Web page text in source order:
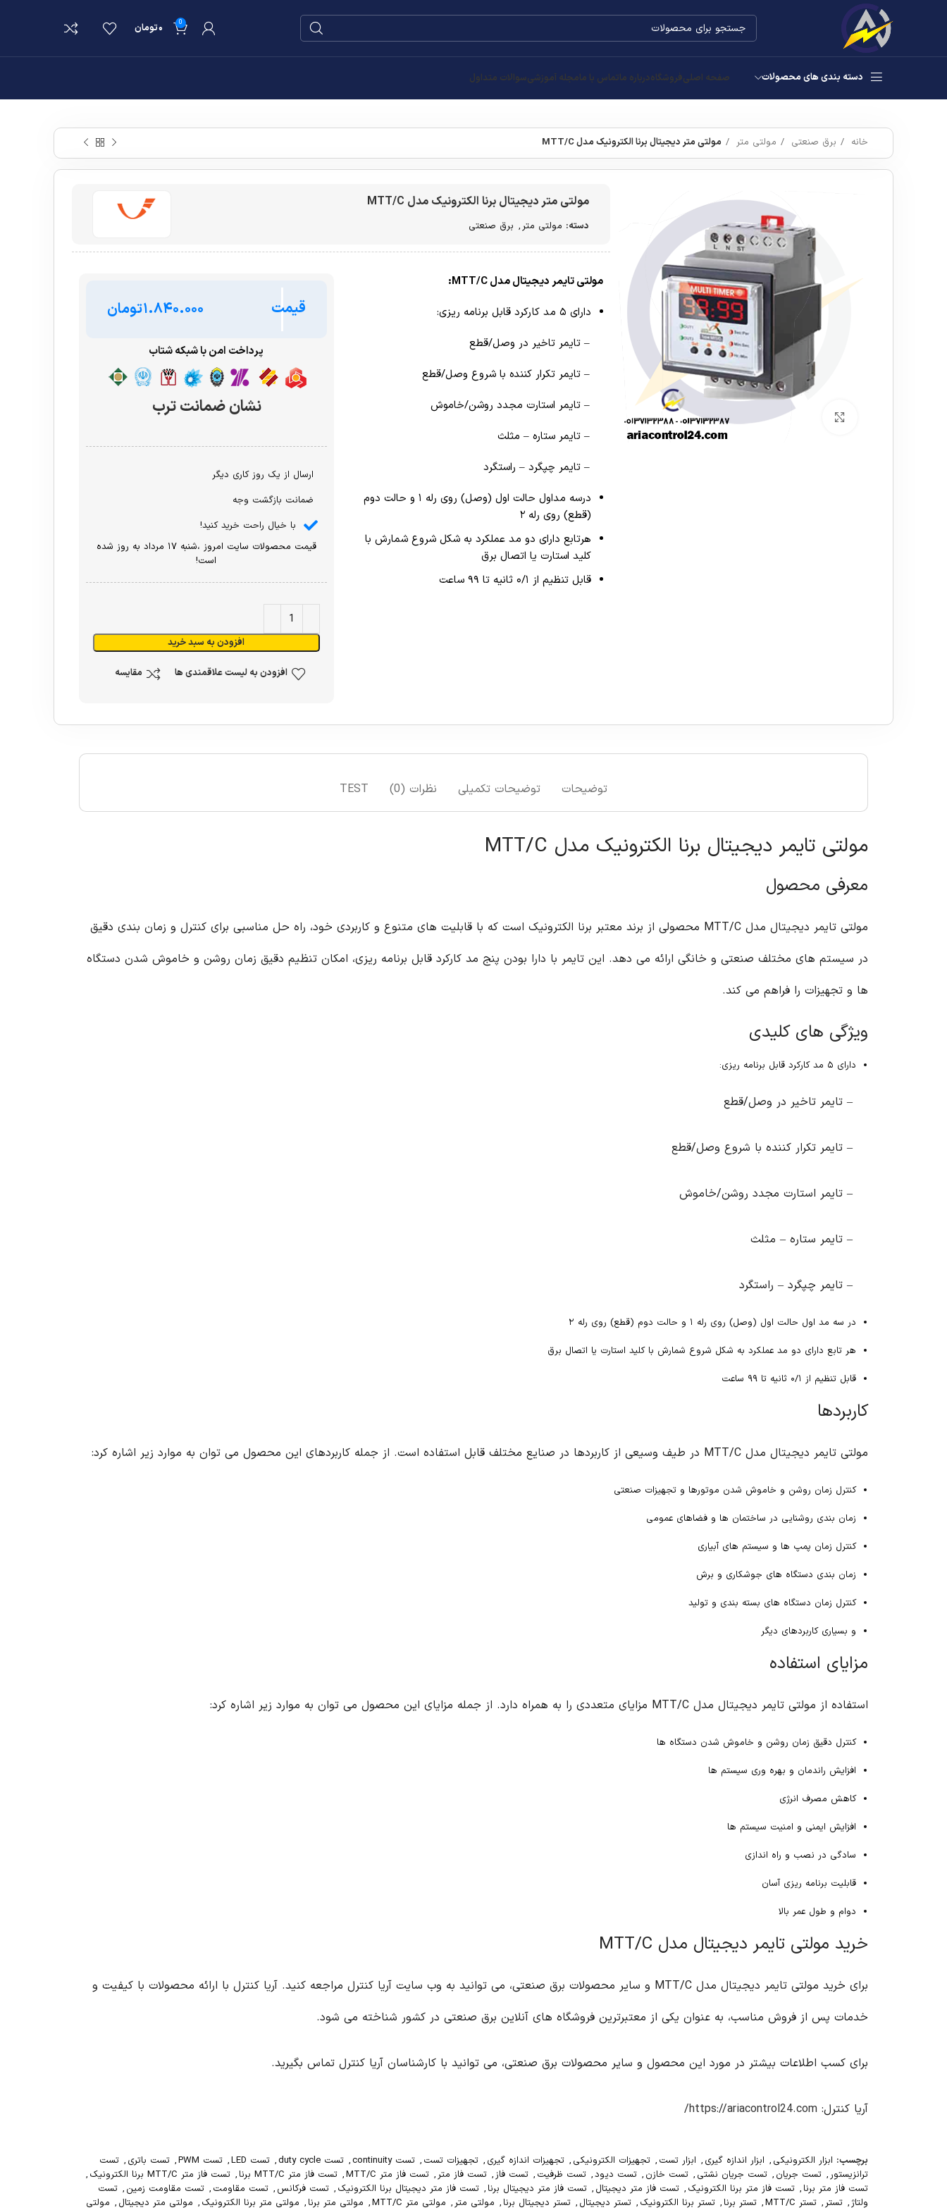
0 ۰تومان
دسته بندی های محصولات صفحه اصلیفروشگاهدرباره ماتماس با مامجله آموزشیسوالات متداول
خانه برق صنعتی مولتی متر مولتی متر دیجیتال برنا الکترونیک مدل MTT/C
برای بزرگنمایی کلیک کنید
مولتی متر دیجیتال برنا الکترونیک مدل MTT/C
دسته: مولتی متر , برق صنعتی
مولتی تایمر دیجیتال مدلMTT/C:
دارای ۵ مد کارکرد قابل برنامه‌ ریزی:
– تایمر تاخیر در وصل/قطع
– تایمر تکرار کننده با شروع وصل/قطع
– تایمر استارت مجدد روشن/خاموش
– تایمر ستاره – مثلث
– تایمر چپگرد – راستگرد
درسه مداول حالت اول (وصل) روی رله ۱ و حالت دوم
(قطع) روی رله ۲
هرتابع دارای دو مد عملکرد به شکل شروع شمارش با
کلید استارت یا اتصال برق
قابل تنظیم از ۰/۱ ثانیه تا ۹۹ ساعت
قیمت تومان
پرداخت امن با شبکه شتاب
نشان ضمانت ترب
ارسال از یک روز کاری دیگر
ضمانت بازگشت وجه
با خیال راحت خرید کنید!
قیمت محصولات سایت امروز ،شنبه ۱۷ مرداد به روز شده
است!
افزودن به سبد خرید
افزودن به لیست علاقمندی ها مقایسه
توضیحات توضیحات تکمیلی نظرات (0) TEST
مولتی تایمر دیجیتال برنا الکترونیک مدل MTT/C
معرفی محصول
مولتی تایمر دیجیتال مدل MTT/C محصولی از برند معتبر برنا الکترونیک است که با قابلیت های متنوع و کاربردی خود، راه حل مناسبی برای کنترل و زمان بندی دقیق
در سیستم های مختلف صنعتی و خانگی ارائه می دهد. این تایمر با دارا بودن پنج مد کارکرد قابل برنامه ریزی، امکان تنظیم دقیق زمان روشن و خاموش شدن دستگاه
ها و تجهیزات را فراهم می کند.
ویژگی های کلیدی
دارای ۵ مد کارکرد قابل برنامه ریزی:
– تایمر تاخیر در وصل/قطع
– تایمر تکرار کننده با شروع وصل/قطع
– تایمر استارت مجدد روشن/خاموش
– تایمر ستاره – مثلث
– تایمر چپگرد – راستگرد
در سه مد اول حالت اول (وصل) روی رله ۱ و حالت دوم (قطع) روی رله ۲
هر تابع دارای دو مد عملکرد به شکل شروع شمارش با کلید استارت یا اتصال برق
قابل تنظیم از ۰/۱ ثانیه تا ۹۹ ساعت
کاربردها
مولتی تایمر دیجیتال مدل MTT/C در طیف وسیعی از کاربردها در صنایع مختلف قابل استفاده است. از جمله کاربردهای این محصول می توان به موارد زیر اشاره کرد:
کنترل زمان روشن و خاموش شدن موتورها و تجهیزات صنعتی
زمان بندی روشنایی در ساختمان ها و فضاهای عمومی
کنترل زمان پمپ ها و سیستم های آبیاری
زمان بندی دستگاه های جوشکاری و برش
کنترل زمان دستگاه های بسته بندی و تولید
و بسیاری کاربردهای دیگر
مزایای استفاده
استفاده از مولتی تایمر دیجیتال مدل MTT/C مزایای متعددی را به همراه دارد. از جمله مزایای این محصول می توان به موارد زیر اشاره کرد:
کنترل دقیق زمان روشن و خاموش شدن دستگاه ها
افزایش راندمان و بهره وری سیستم ها
کاهش مصرف انرژی
افزایش ایمنی و امنیت سیستم ها
سادگی در نصب و راه اندازی
قابلیت برنامه ریزی آسان
دوام و طول عمر بالا
خرید مولتی تایمر دیجیتال مدل MTT/C
برای خرید مولتی تایمر دیجیتال مدل MTT/C و سایر محصولات برق صنعتی، می توانید به وب سایت آریا کنترل مراجعه کنید. آریا کنترل با ارائه محصولات با کیفیت و
خدمات پس از فروش مناسب، به عنوان یکی از معتبرترین فروشگاه های آنلاین برق صنعتی در کشور شناخته می شود.
برای کسب اطلاعات بیشتر در مورد این محصول و سایر محصولات برق صنعتی، می توانید با کارشناسان آریا کنترل تماس بگیرید.
آریا کنترل: https://ariacontrol24.com/
برچسب: ابزار الکترونیکی , ابزار اندازه گیری , ابزار تست , تجهیزات الکترونیکی , تجهیزات اندازه گیری , تجهیزات تست , تست continuity , تست duty cycle , تست LED , تست PWM , تست باتری , تست
ترانزیستور , تست جریان , تست جریان نشتی , تست خازن , تست دیود, تست ظرفیت , تست فاز , تست فاز متر , تست فاز متر MTT/C , تست فاز متر MTT/C برنا , تست فاز متر MTT/C برنا الکترونیک
,
تست فاز متر برنا , تست فاز متر برنا الکترونیک , تست فاز متر دیجیتال , تست فاز متر دیجیتال برنا , تست فاز متر دیجیتال برنا الکترونیک , تست فرکانس , تست مقاومت , تست مقاومت زمین , تست
ولتاژ , تستر , تستر MTT/C , تستر برنا , تستر برنا الکترونیک , تستر دیجیتال , تستر دیجیتال برنا , مولتی متر , مولتی متر MTT/C , مولتی متر برنا , مولتی متر برنا الکترونیک , مولتی متر دیجیتال , مولتی